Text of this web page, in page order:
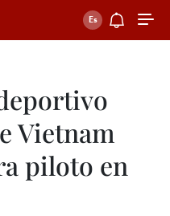
Vietnam
piloto en